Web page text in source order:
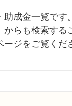
成金一覧で
らも検索す
ジをご覧くだ